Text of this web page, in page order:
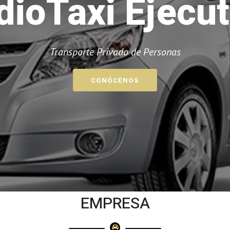
Transporte Privado de Personas
CONÓCENOS
EMPRESA